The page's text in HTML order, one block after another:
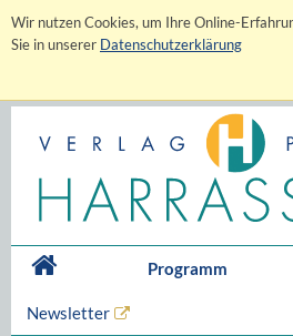
Wir nutzen Cookies, um Ihre Online-
Sie in unserer Datenschutzerklärung
Programm
Newsletter